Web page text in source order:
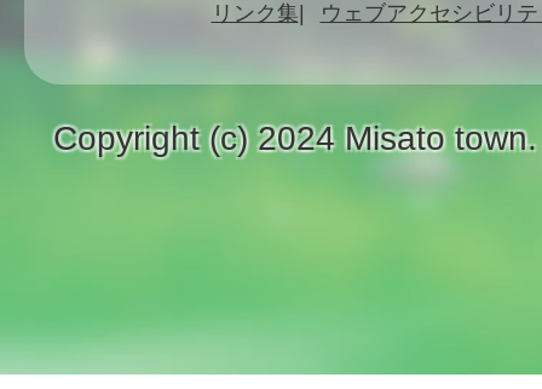
リンク集 ウェブアクセシビリ
Copyright (c) 2024 Misato